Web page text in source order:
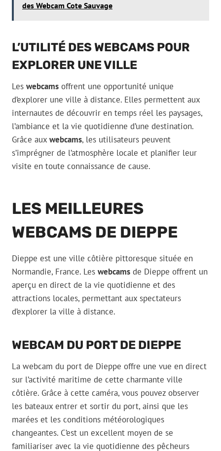
des Webcam Cote Sauvage
L’UTILITÉ DES WEBCAMS POUR
EXPLORER UNE VILLE
Les webcams offrent une opportunité unique
d’explorer une ville à distance. Elles permettent aux
internautes de découvrir en temps réel les paysages,
l’ambiance et la vie quotidienne d’une destination.
Grâce aux webcams, les utilisateurs peuvent
s’imprégner de l’atmosphère locale et planifier leur
visite en toute connaissance de cause.
LES MEILLEURES
WEBCAMS DE DIEPPE
Dieppe est une ville côtière pittoresque située en
Normandie, France. Les webcams de Dieppe offrent un
aperçu en direct de la vie quotidienne et des
attractions locales, permettant aux spectateurs
d’explorer la ville à distance.
WEBCAM DU PORT DE DIEPPE
La webcam du port de Dieppe offre une vue en direct
sur l’activité maritime de cette charmante ville
côtière. Grâce à cette caméra, vous pouvez observer
les bateaux entrer et sortir du port, ainsi que les
marées et les conditions météorologiques
changeantes. C’est un excellent moyen de se
familiariser avec la vie quotidienne des pêcheurs